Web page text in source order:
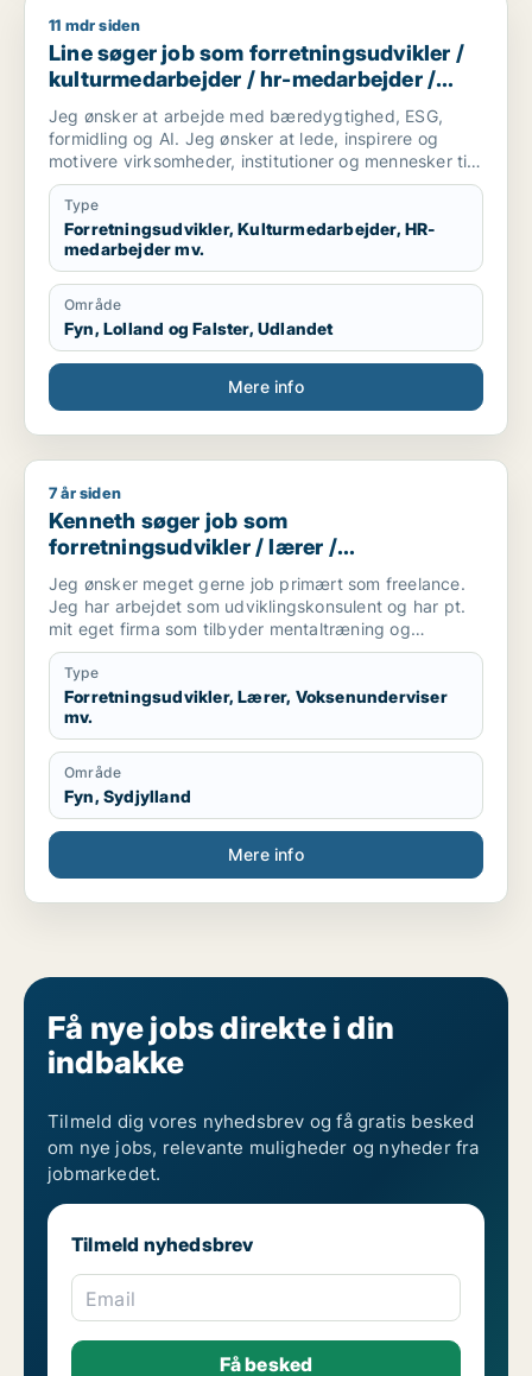
Line søger job som forretningsudvikler / kulturmedarbejder
11 mdr siden
Line søger job som forretningsudvikler /
kulturmedarbejder / hr-medarbejder /
konsulent
Jeg ønsker at arbejde med bæredygtighed, ESG,
formidling og AI. Jeg ønsker at lede, inspirere og
motivere virksomheder, institutioner og mennesker til
optimere deres forretningsmodel og livssyn for
fremtidig succes for profit, people & planet. Lad os
skabe vores bæredygtige og succesrige virkelighed.
Type
Forretningsudvikler, Kulturmedarbejder, HR-
medarbejder mv.
Område
Fyn, Lolland og Falster, Udlandet
Mere info
Kenneth søger job som forretningsudvikler / lærer /
7 år siden
Kenneth søger job som
forretningsudvikler / lærer /
voksenunderviser / skoleleder /
projektleder
Jeg ønsker meget gerne job primært som freelance.
Jeg har arbejdet som udviklingskonsulent og har pt.
mit eget firma som tilbyder mentaltræning og
coaching. Jeg vil derfor kan arbejde freelance med 5-
25 arbejdstimer ugentligt.
Type
Forretningsudvikler, Lærer, Voksenunderviser
mv.
Område
Fyn, Sydjylland
Mere info
Få nye jobs direkte i din
indbakke
Tilmeld dig vores nyhedsbrev og få gratis besked
om nye jobs, relevante muligheder og nyheder fra
jobmarkedet.
Tilmeld nyhedsbrev
Email